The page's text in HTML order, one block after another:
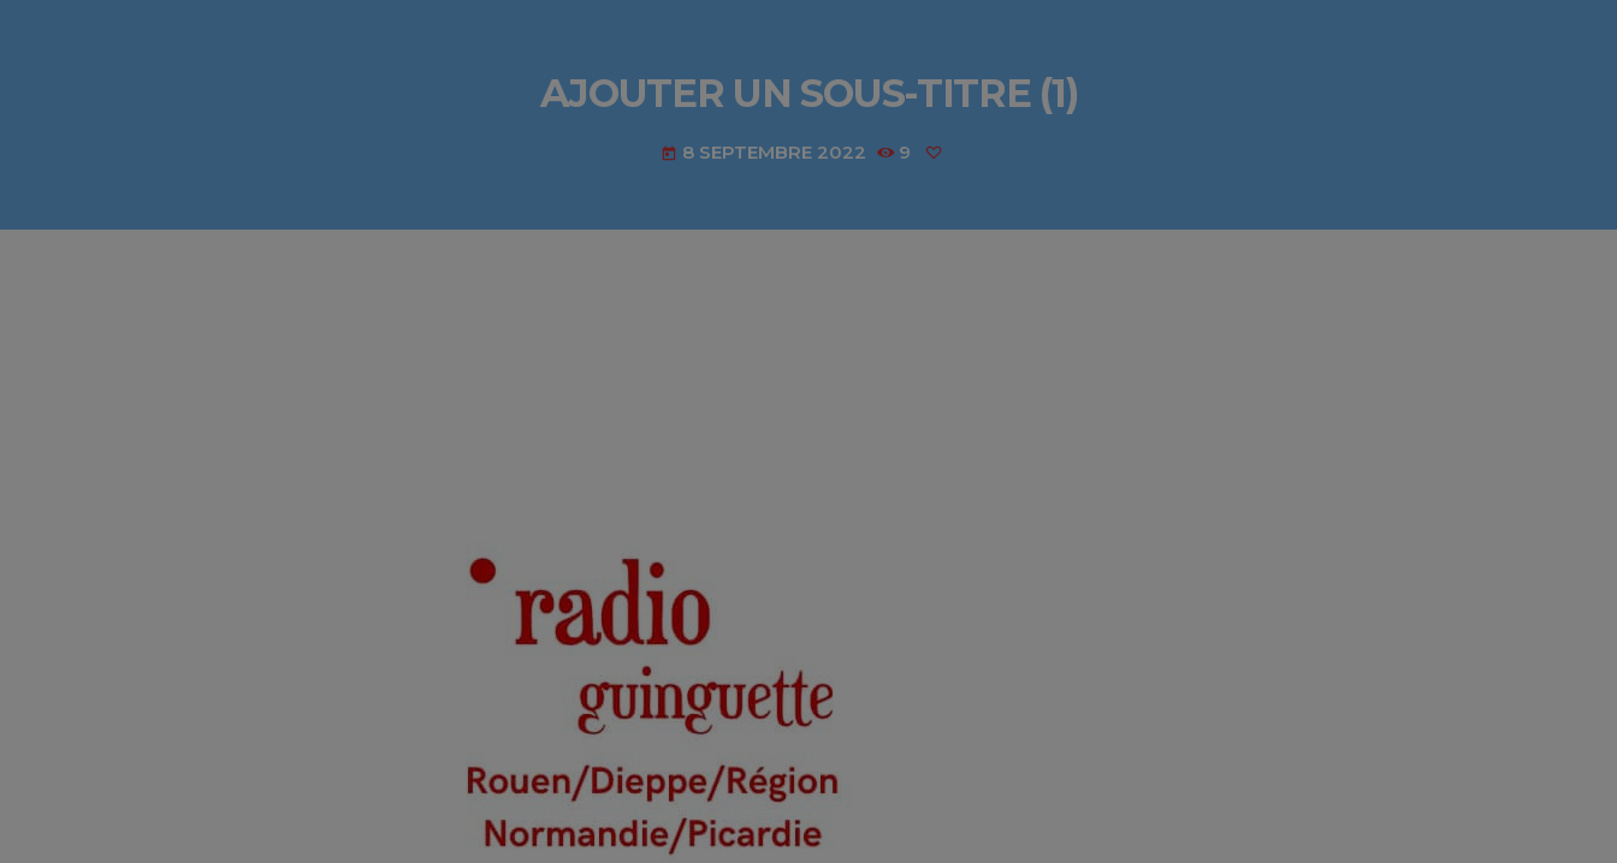
AJOUTER UN SOUS-TITRE (1)
today 8 SEPTEMBRE 2022 9